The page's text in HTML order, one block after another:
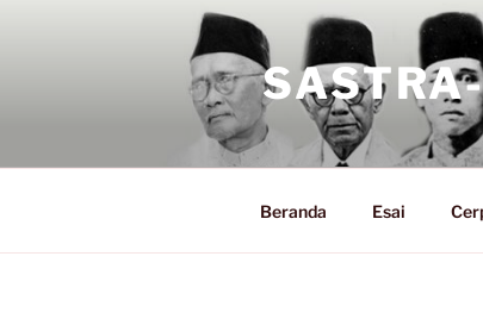
Beranda Esai